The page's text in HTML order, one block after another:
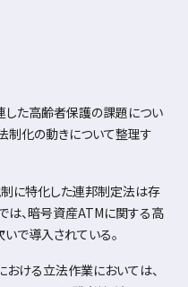
した高齢者保護の課題につい
制化の動きについて整理す
に特化した連邦制定法は存
は、暗号資産ATMに関する高
で導入されている。
ける立法作業においては、